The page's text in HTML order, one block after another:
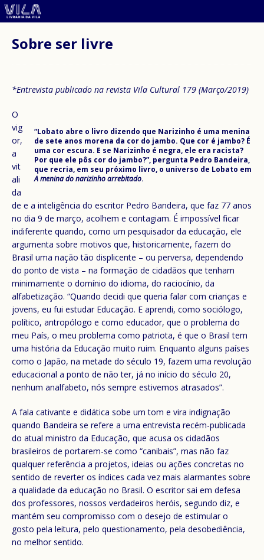
Sobre ser livre
*Entrevista publicado na revista Vila Cultural 179 (Março/2019)
“Lobato abre o livro dizendo que Narizinho é uma menina
de sete anos morena da cor do jambo. Que cor é jambo? É
uma cor escura. E se Narizinho é negra, ele era racista?
Por que ele pôs cor do jambo?”, pergunta Pedro Bandeira,
que recria, em seu próximo livro, o universo de Lobato em
A menina do narizinho arrebitado.
O
vig
or,
a
vit
ali
da
de e a inteligência do escritor Pedro Bandeira, que faz 77 anos
no dia 9 de março, acolhem e contagiam. É impossível ficar
indiferente quando, como um pesquisador da educação, ele
argumenta sobre motivos que, historicamente, fazem do
Brasil uma nação tão displicente – ou perversa, dependendo
do ponto de vista – na formação de cidadãos que tenham
minimamente o domínio do idioma, do raciocínio, da
alfabetização. “Quando decidi que queria falar com crianças e
jovens, eu fui estudar Educação. E aprendi, como sociólogo,
político, antropólogo e como educador, que o problema do
meu País, o meu problema como patriota, é que o Brasil tem
uma história da Educação muito ruim. Enquanto alguns países
como o Japão, na metade do século 19, fazem uma revolução
educacional a ponto de não ter, já no início do século 20,
nenhum analfabeto, nós sempre estivemos atrasados”.
A fala cativante e didática sobe um tom e vira indignação
quando Bandeira se refere a uma entrevista recém-publicada
do atual ministro da Educação, que acusa os cidadãos
brasileiros de portarem-se como “canibais”, mas não faz
qualquer referência a projetos, ideias ou ações concretas no
sentido de reverter os índices cada vez mais alarmantes sobre
a qualidade da educação no Brasil. O escritor sai em defesa
dos professores, nossos verdadeiros heróis, segundo diz, e
mantém seu compromisso com o desejo de estimular o
gosto pela leitura, pelo questionamento, pela desobediência,
no melhor sentido.